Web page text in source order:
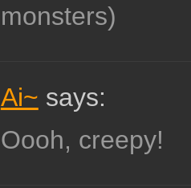
monsters)
Ai~ says:
Oooh, creepy!